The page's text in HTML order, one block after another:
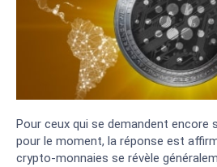
Pour ceux qui se demandent encore
pour le moment, la réponse est
crypto-monnaies se révèle